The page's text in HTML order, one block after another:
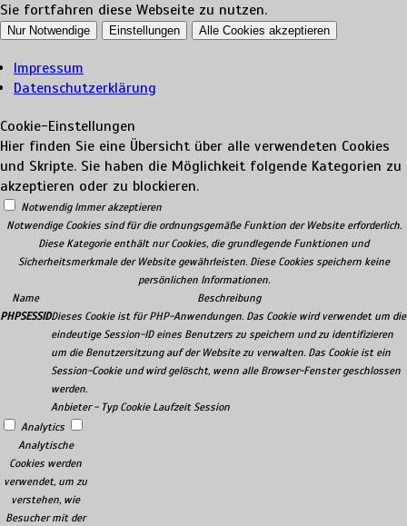
Sie fortfahren diese Webseite zu nutzen.
Nur Notwendige Einstellungen Alle Cookies akzeptieren
Impressum
Datenschutzerklärung
Cookie-Einstellungen
Hier finden Sie eine Übersicht über alle verwendeten Cookies
und Skripte. Sie haben die Möglichkeit folgende Kategorien zu
akzeptieren oder zu blockieren.
Notwendig Immer akzeptieren
Notwendige Cookies sind für die ordnungsgemäße Funktion der Website erforderlich.
Diese Kategorie enthält nur Cookies, die grundlegende Funktionen und
Sicherheitsmerkmale der Website gewährleisten. Diese Cookies speichern keine
persönlichen Informationen.
Name
Beschreibung
PHPSESSIDDieses Cookie ist für PHP-Anwendungen. Das Cookie wird verwendet um die
eindeutige Session-ID eines Benutzers zu speichern und zu identifizieren
um die Benutzersitzung auf der Website zu verwalten. Das Cookie ist ein
Session-Cookie und wird gelöscht, wenn alle Browser-Fenster geschlossen
werden.
Anbieter - Typ Cookie Laufzeit Session
Analytics
Analytische
Cookies werden
verwendet, um zu
verstehen, wie
Besucher mit der